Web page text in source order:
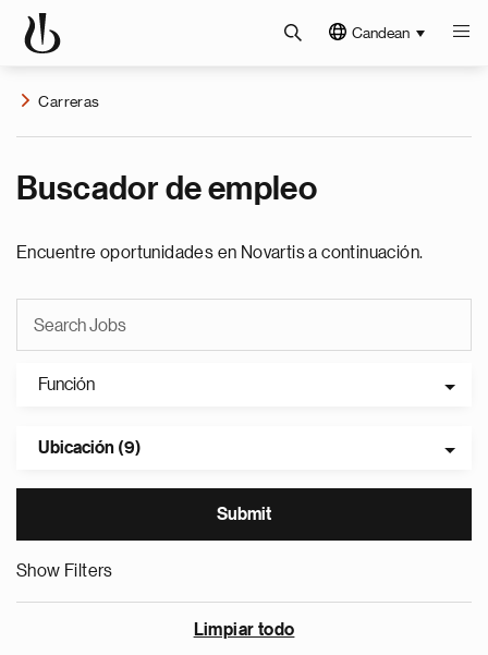
Candean
Carreras
Buscador de empleo
Encuentre oportunidades en Novartis a continuación.
Función
Ubicación (9)
Show Filters
Limpiar todo